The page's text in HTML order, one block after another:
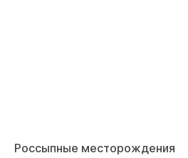
Россыпные месторождения